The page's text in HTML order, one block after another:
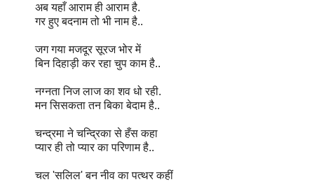
अब यहाँ आराम ही आराम है.
गर हुए बदनाम तो भी नाम है..
जग गया मजदूर सूरज भोर में
बिन दिहाड़ी कर रहा चुप काम है..
नग्नता निज लाज का शव धो रही.
मन सिसकता तन बिका बेदाम है..
चन्द्रमा ने चन्द्रिका से हँस कहा
प्यार ही तो प्यार का परिणाम है..
चल 'सलिल' बन नीव का पत्थर कहीं